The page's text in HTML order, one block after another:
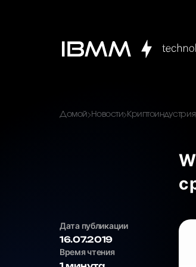
Домой Новости Криптоиндустрия
Дата публикации
16.07.2019
Время чтения